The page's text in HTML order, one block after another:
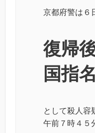
京都府警は６
復帰
国指
として殺人容
午前７時４５